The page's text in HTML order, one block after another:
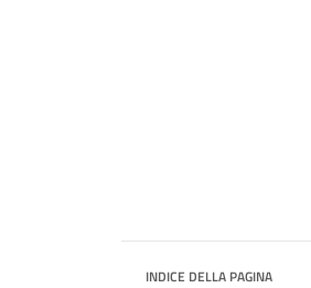
INDICE DELLA PAGINA